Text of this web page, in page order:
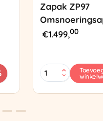
Zapak ZP97
€1.499,00
Zapak
ZP97
aantal